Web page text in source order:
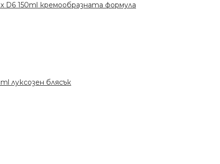
D6 150ml кремообразната формула
луксозен блясък